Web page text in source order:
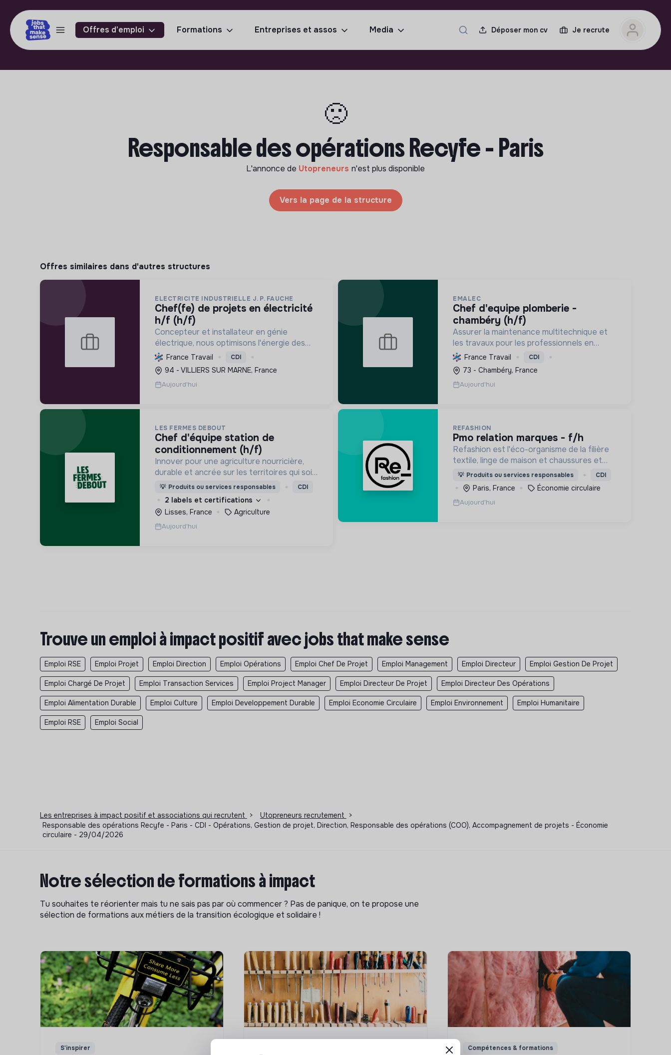
Offres d'emploi Formations Entreprises et assos Media Déposer mon cv Je recrute
🙁
Responsable des opérations Recyfe - Paris
L'annonce de Utopreneurs n'est plus disponible
Vers la page de la structure
Offres similaires dans d'autres structures
ELECTRICITE INDUSTRIELLE J. P. FAUCHE
chef(fe) de projets en électricité
h/f (h/f)
Concepteur et installateur en génie
électrique, nous optimisons l'énergie des
entreprises et collectivités. Engagés dans
la transition écologique avec le Label RGE,
nous offrons des solutions innovant...
France Travail CDI
94 - VILLIERS SUR MARNE, France
Aujourd'hui
EMALEC
chef d'equipe plomberie -
chambéry (h/f)
Assurer la maintenance multitechnique et
les travaux pour les professionnels en
France et en Europe, en intégrant des
solutions durables et en promouvant un
environnement de travail éthique et inclusi...
France Travail CDI
73 - Chambéry, France
Aujourd'hui
LES FERMES DEBOUT
chef d'équipe station de
conditionnement (h/f)
Innover pour une agriculture nourricière,
durable et ancrée sur les territoires qui soit
respectueuse de l'humain et des
écosystèmes
💡 Produits ou services responsables CDI
2 labels et certifications
Lisses, France
Agriculture
Aujourd'hui
REFASHION
pmo relation marques - f/h
Refashion est l'éco-organisme de la filière
textile, linge de maison et chaussures et
une entreprise privée à but non lucratif,
agréée, depuis 2009, par le Ministère de la
Transition écologique.
💡 Produits ou services responsables CDI
Paris, France Économie circulaire
Aujourd'hui
Trouve un emploi à impact positif avec jobs that make sense
Emploi RSE Emploi Projet Emploi Direction Emploi Opérations Emploi Chef De Projet Emploi Management Emploi Directeur Emploi Gestion De Projet
Emploi Chargé De Projet Emploi Transaction Services Emploi Project Manager Emploi Directeur De Projet Emploi Directeur Des Opérations
Emploi Alimentation Durable Emploi Culture Emploi Developpement Durable Emploi Economie Circulaire Emploi Environnement Emploi Humanitaire
Emploi RSE Emploi Social
Les entreprises à impact positif et associations qui recrutent > Utopreneurs recrutement
>
Responsable des opérations Recyfe - Paris - CDI - Opérations, Gestion de projet, Direction, Responsable des opérations (COO), Accompagnement de projets - Économie
circulaire - 29/04/2026
Notre sélection de formations à impact
Tu souhaites te réorienter mais tu ne sais pas par où commencer ? Pas de panique, on te propose une
sélection de formations aux métiers de la transition écologique et solidaire !
S'inspirer Compétences & formations